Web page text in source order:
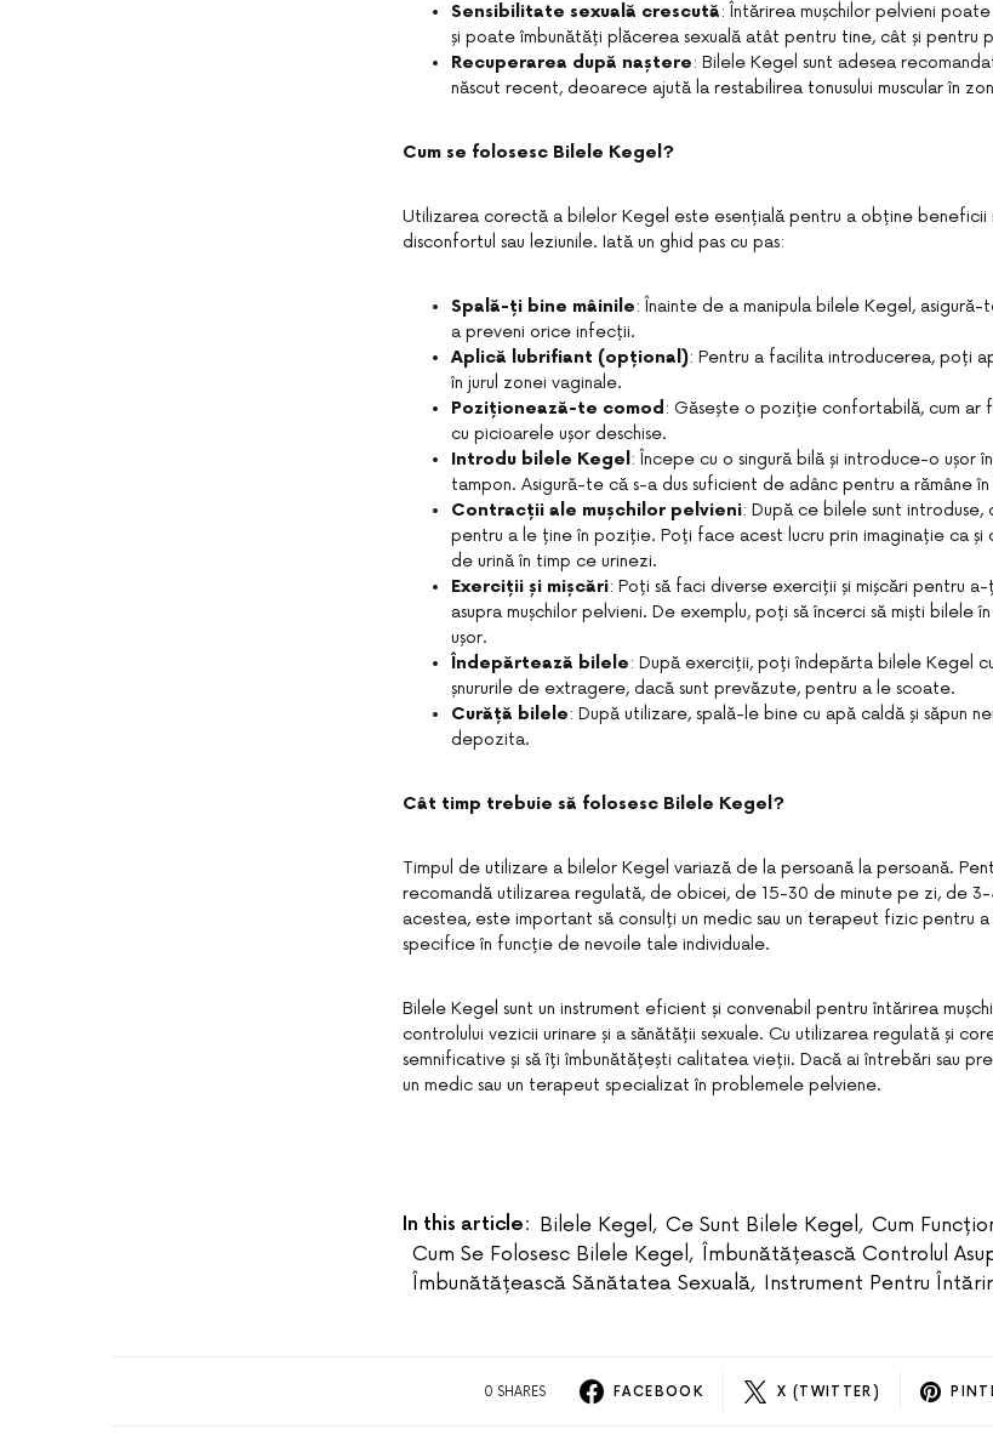
Sensibilitate sexuală crescută: Întărirea mușchilor pelvieni
și poate îmbunătăți plăcerea sexuală atât pentru tine, cât și pentru
Recuperarea după naștere: Bilele Kegel sunt adesea
născut recent, deoarece ajută la restabilirea tonusului muscular în
Cum se folosesc Bilele Kegel?
Utilizarea corectă a bilelor Kegel este esențială pentru a obține beneficii
disconfortul sau leziunile. Iată un ghid pas cu pas:
Spală-ți bine mâinile: Înainte de a manipula bilele Kegel,
a preveni orice infecții.
Aplică lubrifiant (opțional): Pentru a facilita introducerea, poți
în jurul zonei vaginale.
Poziționează-te comod : Găsește o poziție confortabilă, cum ar
cu picioarele ușor deschise.
Introdu bilele Kegel : Începe cu o singură bilă și introduce-o ușor
tampon. Asigură-te că s-a dus suficient de adânc pentru a rămâne
Contracții ale mușchilor pelvieni: După ce bilele sunt introduse,
pentru a le ține în poziție. Poți face acest lucru prin imaginație ca și
de urină în timp ce urinezi.
Exerciții și mișcări: Poți să faci diverse exerciții și mișcări pentru
asupra mușchilor pelvieni. De exemplu, poți să încerci să miști bilele în
ușor.
Îndepărtează bilele: După exerciții, poți îndepărta bilele Kegel
șnururile de extragere, dacă sunt prevăzute, pentru a le scoate.
Curăță bilele: După utilizare, spală-le bine cu apă caldă și săpun
depozita.
Cât timp trebuie să folosesc Bilele Kegel?
Timpul de utilizare a bilelor Kegel variază de la persoană la persoană.
recomandă utilizarea regulată, de obicei, de 15-30 de minute pe zi, de
acestea, este important să consulți un medic sau un terapeut fizic pentru
specifice în funcție de nevoile tale individuale.
Bilele Kegel sunt un instrument eficient și convenabil pentru întărirea
controlului vezicii urinare și a sănătății sexuale. Cu utilizarea regulată și
semnificative și să îți îmbunătățești calitatea vieții. Dacă ai întrebări sau
un medic sau un terapeut specializat în problemele pelviene.
In this article: Bilele Kegel, Ce Sunt Bilele Kegel, Cum
Cum Se Folosesc Bilele Kegel, Îmbunătățească Controlul
Îmbunătățească Sănătatea Sexuală, Instrument Pentru
0 SHARES FACEBOOK X (TWITTER)